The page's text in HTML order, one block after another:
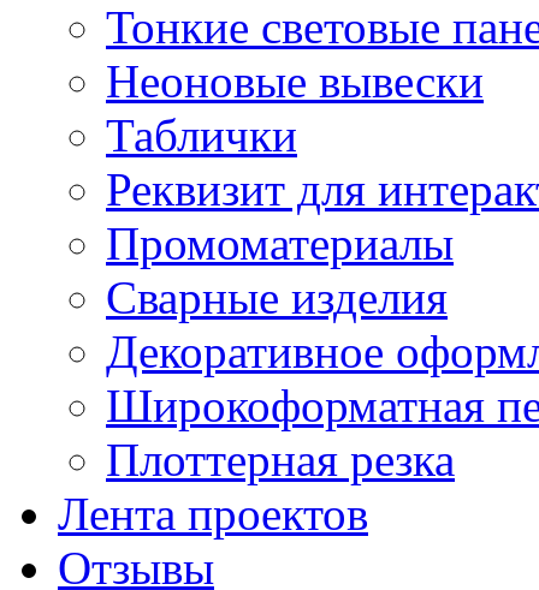
Тонкие световые
Неоновые вывески
Таблички
Реквизит для
Промоматериалы
Сварные изделия
Декоративное
Широкоформатная
Плоттерная резка
Лента проектов
Отзывы